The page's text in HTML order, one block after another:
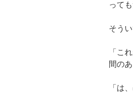
って
そう
「こ
間の
「は